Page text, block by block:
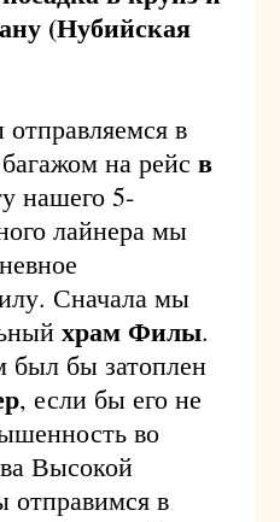
(Нубийская
в
на рейс в
нашего 5-
лайнера мы
Сначала мы
храм Филы.
был бы затоплен
, если бы его не
во
Высокой
в